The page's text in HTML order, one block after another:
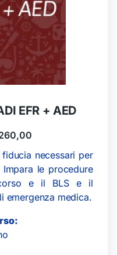
EFR + AED
necessari per
le procedure
e il BLS e il
emergenza medica.